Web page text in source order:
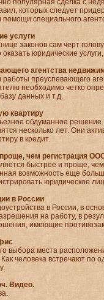
популярная сделка с
которых следует
специального
услуги
законов сам черт
юридические
агентства
работы преуспевающего
необходимо четко
данных и т.д.
квартиру
обдуманное
несколько лет. Они
в кредит.
чем регистрация
быстрее и проще,
возможность еще
юридическое
в России
в России, в
на работу, в
имеющие
выбора места
человека встречают по
Видео.